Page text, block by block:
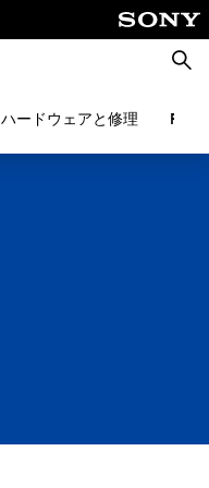
検
索
ハードウェアと修理